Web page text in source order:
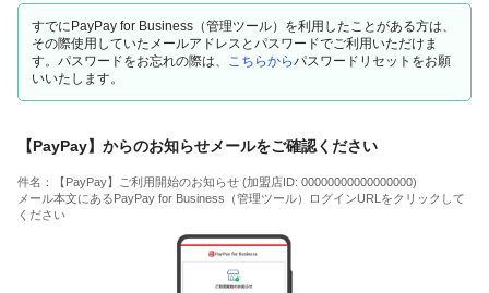
すでにPayPay for Business（管理ツール）を利用したことがある方は、
その際使用していたメールアドレスとパスワードでご利用いただけま
す。パスワードをお忘れの際は、 こちらからパスワードリセットをお願
いいたします。
【PayPay】からのお知らせメールをご確認ください
件名：【PayPay】ご利用開始のお知らせ (加盟店ID: 00000000000000000)
メール本文にあるPayPay for Business（管理ツール）ログインURLをクリックして
ください